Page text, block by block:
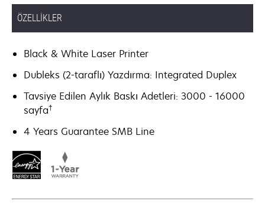
ÖZELLIKLER
Black & White Laser Printer
Dubleks (2-taraflı) Yazdırma: Integrated Duplex
Tavsiye Edilen Aylık Baskı Adetleri: 3000 - 16000
sayfa†
4 Years Guarantee SMB Line